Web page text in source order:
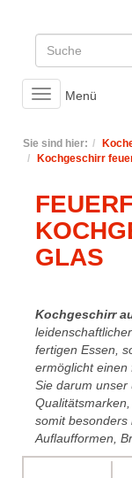
Toggle
navigation
Menü
Sie sind hier:
Kochgeschirr
GLAS
Kochgeschirr
fertigen Essen,
ermöglicht einen
Sie darum unser
somit besonders
Auflaufformen,